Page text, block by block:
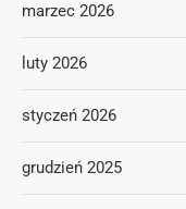
marzec 2026
luty 2026
styczeń 2026
grudzień 2025